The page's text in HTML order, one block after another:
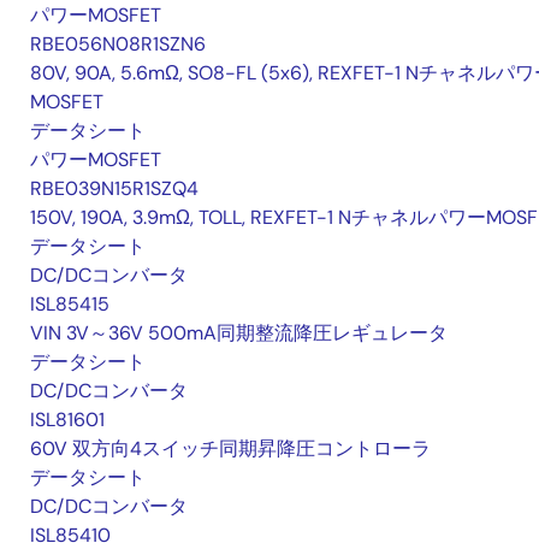
パワーMOSFET
RBE056N08R1SZN6
80V, 90A, 5.6mΩ, SO8-FL (5x6), REXFET-1 Nチャネルパワ
MOSFET
データシート
パワーMOSFET
RBE039N15R1SZQ4
150V, 190A, 3.9mΩ, TOLL, REXFET-1 Nチャネルパワー
データシート
DC/DCコンバータ
ISL85415
VIN 3V～36V 500mA同期整流降圧レギュレータ
データシート
DC/DCコンバータ
ISL81601
60V 双方向4スイッチ同期昇降圧コントローラ
データシート
DC/DCコンバータ
ISL85410